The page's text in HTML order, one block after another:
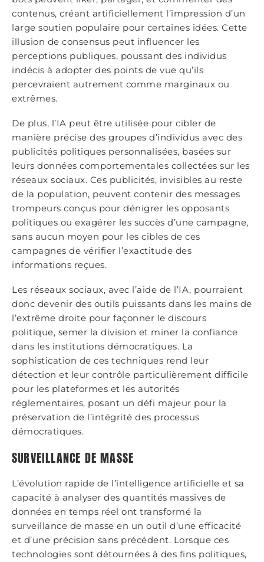
contenus, créant artificiellement l’impression d’un
large soutien populaire pour certaines idées. Cette
illusion de consensus peut influencer les
perceptions publiques, poussant des individus
indécis à adopter des points de vue qu’ils
percevraient autrement comme marginaux ou
extrêmes.
De plus, l’IA peut être utilisée pour cibler de
manière précise des groupes d’individus avec des
publicités politiques personnalisées, basées sur
leurs données comportementales collectées sur les
réseaux sociaux. Ces publicités, invisibles au reste
de la population, peuvent contenir des messages
trompeurs conçus pour dénigrer les opposants
politiques ou exagérer les succès d’une campagne,
sans aucun moyen pour les cibles de ces
campagnes de vérifier l’exactitude des
informations reçues.
Les réseaux sociaux, avec l’aide de l’IA, pourraient
donc devenir des outils puissants dans les mains de
l’extrême droite pour façonner le discours
politique, semer la division et miner la confiance
dans les institutions démocratiques. La
sophistication de ces techniques rend leur
détection et leur contrôle particulièrement difficile
pour les plateformes et les autorités
réglementaires, posant un défi majeur pour la
préservation de l’intégrité des processus
démocratiques.
SURVEILLANCE DE MASSE
L’évolution rapide de l’intelligence artificielle et sa
capacité à analyser des quantités massives de
données en temps réel ont transformé la
surveillance de masse en un outil d’une efficacité
et d’une précision sans précédent. Lorsque ces
technologies sont détournées à des fins politiques,